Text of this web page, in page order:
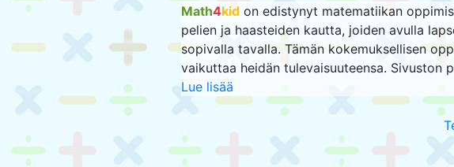
Math4kid on edistynyt matematiikan
pelien ja haasteiden kautta, joiden avulla
sopivalla tavalla. Tämän kokemuksellisen
vaikuttaa heidän tulevaisuuteensa.
Lue lisää